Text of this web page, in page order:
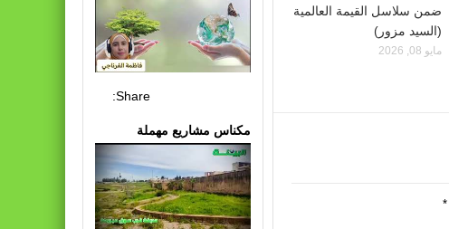
ضمن سلاسل القيمة العالمية
(السيد مزور)
مايو 08, 2026
*
Share:
مكناس مشاريع مهملة